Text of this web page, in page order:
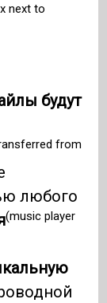
next to
будут
from
любого
(music player